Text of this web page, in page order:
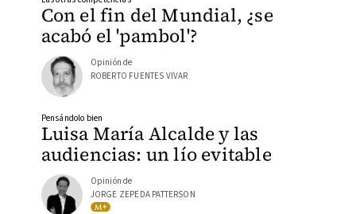
Con el fin del Mundial, ¿se
acabó el 'pambol'?
Opinión de
ROBERTO FUENTES VIVAR
Luisa María Alcalde y las
audiencias: un lío evitable
Pensándolo bien
Opinión de
JORGE ZEPEDA PATTERSON